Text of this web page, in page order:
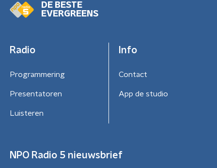
DE BESTE
EVERGREENS
Radio
Programmering
Presentatoren
Luisteren
Info
Contact
App de studio
NPO Radio 5 nieuwsbrief